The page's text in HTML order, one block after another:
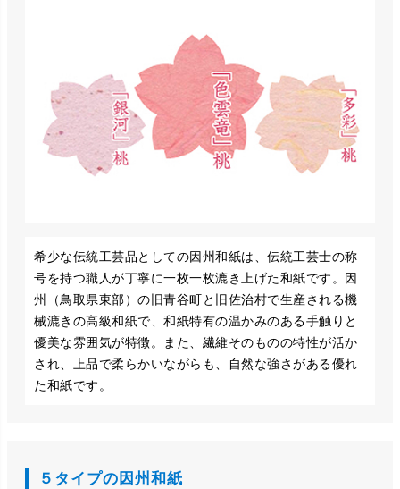
希少な伝統工芸品としての因州和紙は、伝統工芸士の称
号を持つ職人が丁寧に一枚一枚漉き上げた和紙です。因
州（鳥取県東部）の旧青谷町と旧佐治村で生産される機
械漉きの高級和紙で、和紙特有の温かみのある手触りと
優美な雰囲気が特徴。また、繊維そのものの特性が活か
され、上品で柔らかいながらも、自然な強さがある優れ
た和紙です。
５タイプの因州和紙